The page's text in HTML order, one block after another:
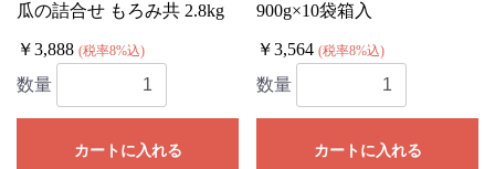
瓜の詰合せ もろみ共 2.8kg
￥3,888 (税率8%込)
数量
カートに入れる
900g×10袋箱入
￥3,564 (税率8%込)
数量
カートに入れる